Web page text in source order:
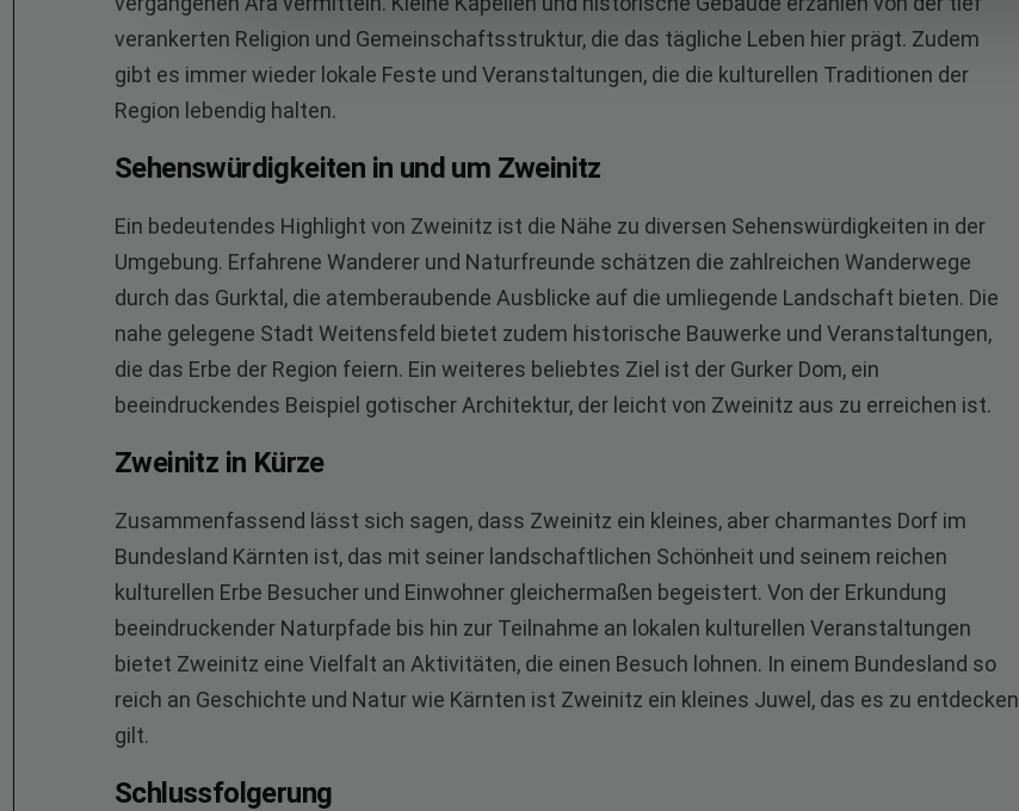
verankerten Religion und Gemeinschaftsstruktur, die das tägliche Leben hier prägt. Zudem
gibt es immer wieder lokale Feste und Veranstaltungen, die die kulturellen Traditionen der
Region lebendig halten.
Sehenswürdigkeiten in und um Zweinitz
Ein bedeutendes Highlight von Zweinitz ist die Nähe zu diversen Sehenswürdigkeiten in der
Umgebung. Erfahrene Wanderer und Naturfreunde schätzen die zahlreichen Wanderwege
durch das Gurktal, die atemberaubende Ausblicke auf die umliegende Landschaft bieten. Die
nahe gelegene Stadt Weitensfeld bietet zudem historische Bauwerke und Veranstaltungen,
die das Erbe der Region feiern. Ein weiteres beliebtes Ziel ist der Gurker Dom, ein
beeindruckendes Beispiel gotischer Architektur, der leicht von Zweinitz aus zu erreichen ist.
Zweinitz in Kürze
Zusammenfassend lässt sich sagen, dass Zweinitz ein kleines, aber charmantes Dorf im
Bundesland Kärnten ist, das mit seiner landschaftlichen Schönheit und seinem reichen
kulturellen Erbe Besucher und Einwohner gleichermaßen begeistert. Von der Erkundung
beeindruckender Naturpfade bis hin zur Teilnahme an lokalen kulturellen Veranstaltungen
bietet Zweinitz eine Vielfalt an Aktivitäten, die einen Besuch lohnen. In einem Bundesland so
reich an Geschichte und Natur wie Kärnten ist Zweinitz ein kleines Juwel, das es zu entdecken
gilt.
Schlussfolgerung